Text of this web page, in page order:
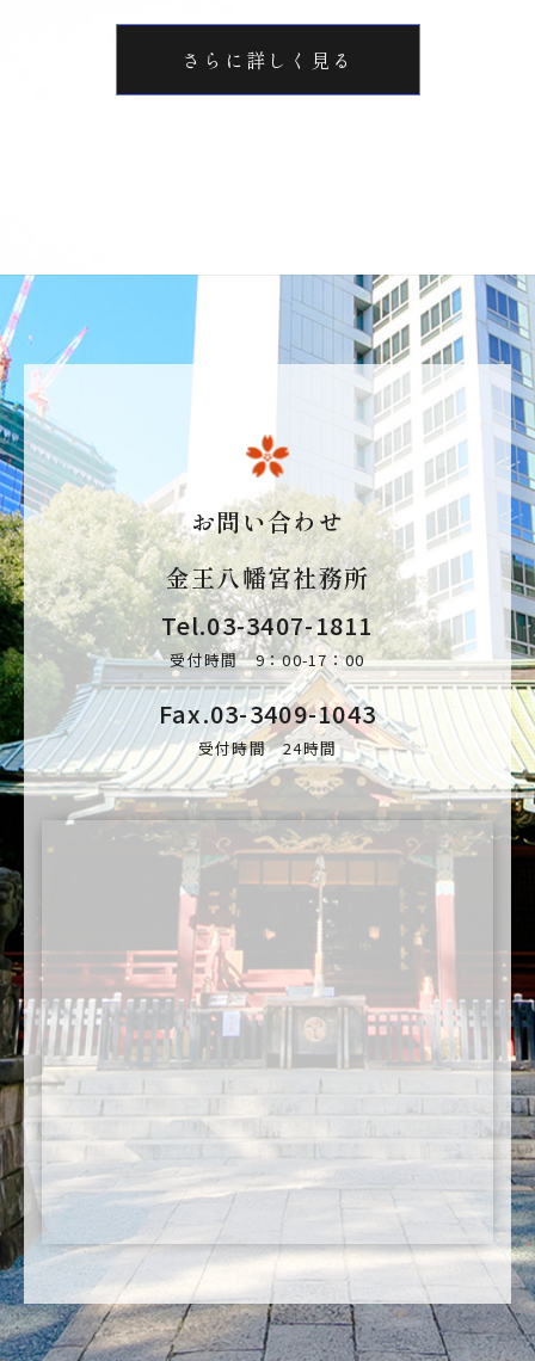
さらに詳しく見る
お問い合わせ
金王八幡宮社務所
Tel.03-3407-1811
受付時間 9：00-17：00
Fax.03-3409-1043
受付時間 24時間